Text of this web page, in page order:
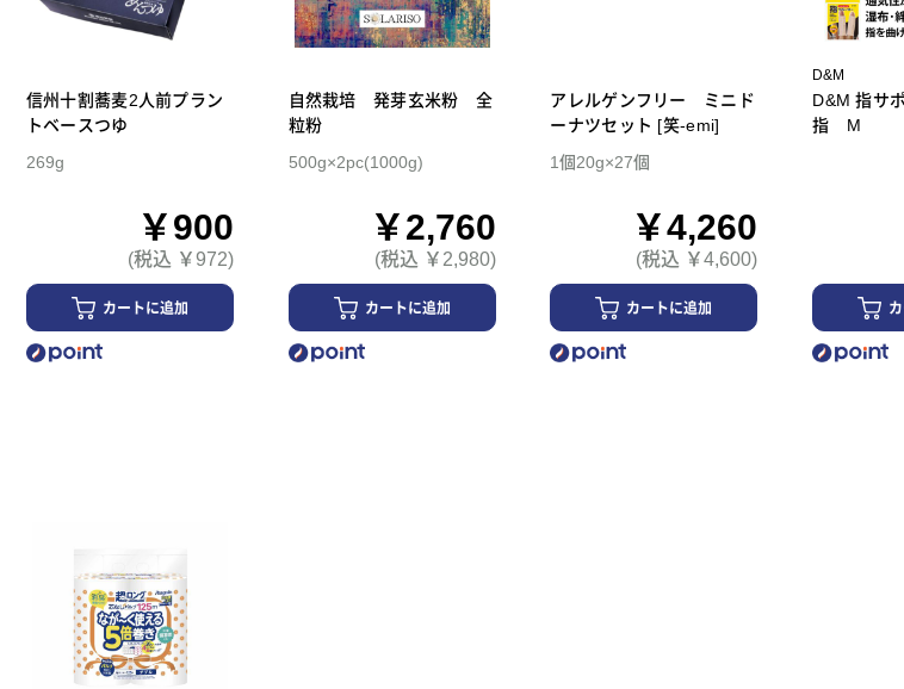
信州十割蕎麦2人前プラン
トベースつゆ
269g
￥900
(税込 ￥972)
カートに追加
自然栽培 発芽玄米粉 全
粒粉
500g×2pc(1000g)
￥2,760
(税込 ￥2,980)
カートに追加
アレルゲンフリー ミニド
ーナツセット [笑-emi]
1個20g×27個
￥4,260
(税込 ￥4,600)
カートに追加
D&M
D&M 指サ
指 M